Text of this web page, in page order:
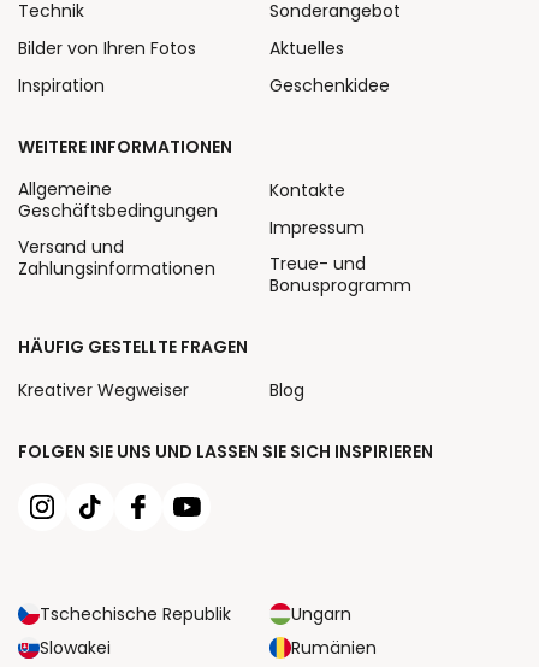
FOLGEN SIE UNS UND LASSEN SIE SICH INSPIRIEREN
Tschechische Republik
Ungarn
Slowakei
Rumänien
Technik
Bilder von Ihren Fotos
Inspiration
Sonderangebot
Aktuelles
Geschenkidee
WEITERE INFORMATIONEN
Allgemeine
Geschäftsbedingungen
Versand und
Zahlungsinformationen
Kontakte
Impressum
Treue- und
Bonusprogramm
HÄUFIG GESTELLTE FRAGEN
Kreativer Wegweiser
Blog